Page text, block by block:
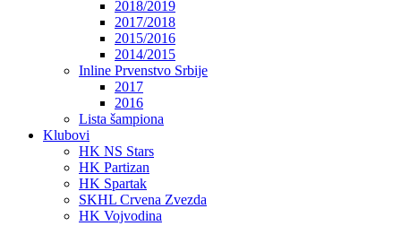
2018/2019
2017/2018
2015/2016
2014/2015
Inline Prvenstvo Srbije
2017
2016
Lista šampiona
Klubovi
HK NS Stars
HK Partizan
HK Spartak
SKHL Crvena Zvezda
HK Vojvodina